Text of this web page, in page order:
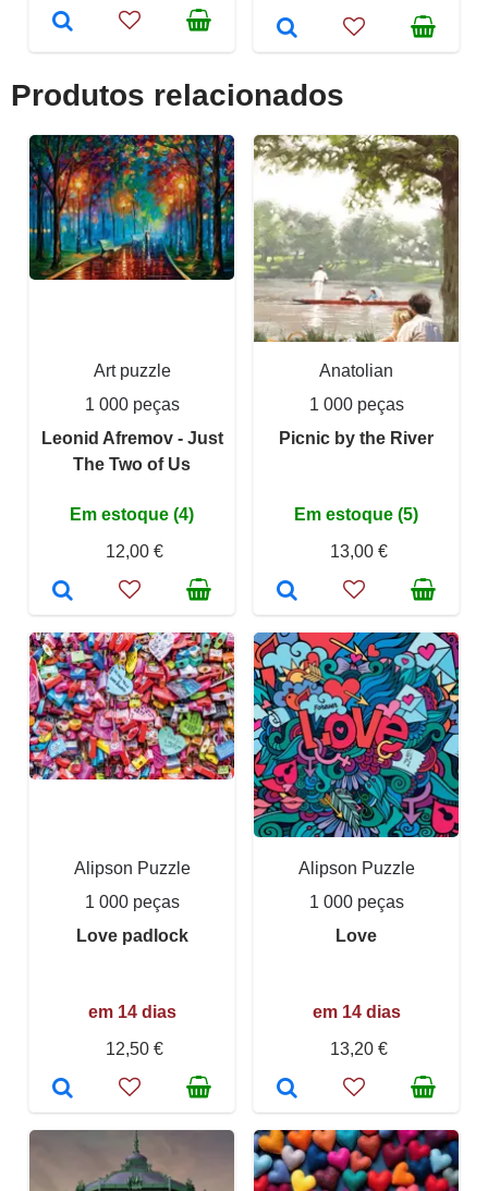
Produtos relacionados
Art puzzle
1 000 peças
Leonid Afremov - Just
The Two of Us
Em estoque (4)
12,00 €
Anatolian
1 000 peças
Picnic by the River
Em estoque (5)
13,00 €
Alipson Puzzle
1 000 peças
Love padlock
em 14 dias
12,50 €
Alipson Puzzle
1 000 peças
Love
em 14 dias
13,20 €